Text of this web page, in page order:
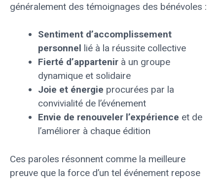
généralement des témoignages des bénévoles :
Sentiment d’accomplissement
personnel lié à la réussite collective
Fierté d’appartenir à un groupe
dynamique et solidaire
Joie et énergie procurées par la
convivialité de l’événement
Envie de renouveler l’expérience et de
l’améliorer à chaque édition
Ces paroles résonnent comme la meilleure
preuve que la force d’un tel événement repose